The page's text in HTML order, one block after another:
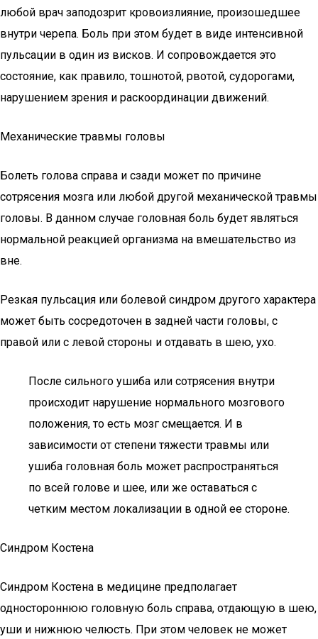
любой врач заподозрит кровоизлияние, произошедшее
внутри черепа. Боль при этом будет в виде интенсивной
пульсации в один из висков. И сопровождается это
состояние, как правило, тошнотой, рвотой, судорогами,
нарушением зрения и раскоординации движений.
Механические травмы головы
Болеть голова справа и сзади может по причине
сотрясения мозга или любой другой механической травмы
головы. В данном случае головная боль будет являться
нормальной реакцией организма на вмешательство из
вне.
Резкая пульсация или болевой синдром другого характера
может быть сосредоточен в задней части головы, с
правой или с левой стороны и отдавать в шею, ухо.
После сильного ушиба или сотрясения внутри
происходит нарушение нормального мозгового
положения, то есть мозг смещается. И в
зависимости от степени тяжести травмы или
ушиба головная боль может распространяться
по всей голове и шее, или же оставаться с
четким местом локализации в одной ее стороне.
Синдром Костена
Синдром Костена в медицине предполагает
одностороннюю головную боль справа, отдающую в шею,
уши и нижнюю челюсть. При этом человек не может